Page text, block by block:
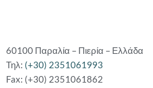
60100 Παραλία – Πιερία – Ελλάδα
Τηλ: (+30) 2351061993
Fax: (+30) 2351061862